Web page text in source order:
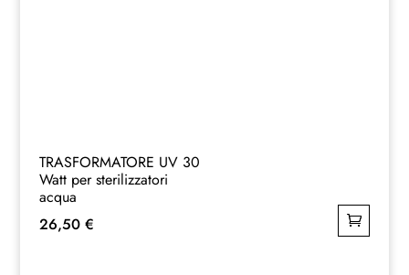
TRASFORMATORE UV 30
Watt per sterilizzatori
acqua
26,50 €